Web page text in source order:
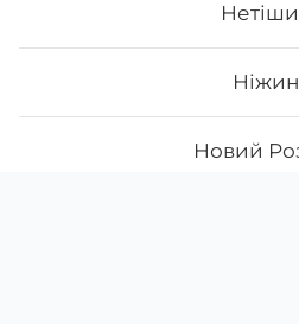
Ніжин
Новий